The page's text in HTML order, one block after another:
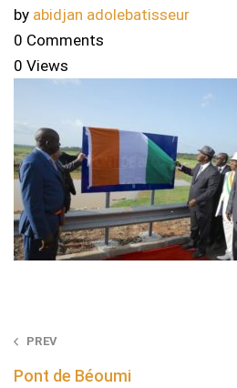
by abidjan adolebatisseur
0 Comments
0 Views
Post
navigation
PREV
Pont de Béoumi